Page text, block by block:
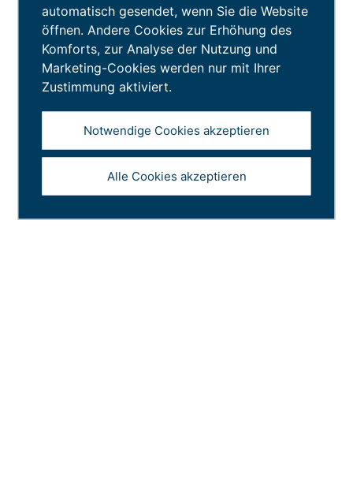
Leben
Entdecken
Über uns
Verein St.Galler Rheintal
automatisch gesendet, wenn Sie die Website
öffnen. Andere Cookies zur Erhöhung des
Komforts, zur Analyse der Nutzung und
Marketing-Cookies werden nur mit Ihrer
Zustimmung aktiviert.
Notwendige Cookies akzeptieren
Alle Cookies akzeptieren